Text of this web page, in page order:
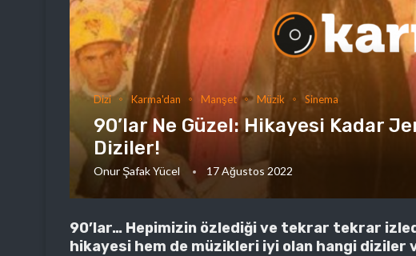
Dizi Karma'dan Manşet Müzik Sinema
90’lar Ne Güzel: Hikayesi Kadar
Diziler!
Onur Şafak Yücel 17 Ağustos 2022
90’lar… Hepimizin özlediği ve tekrar tekrar
hikayesi hem de müzikleri iyi olan hangi diziler